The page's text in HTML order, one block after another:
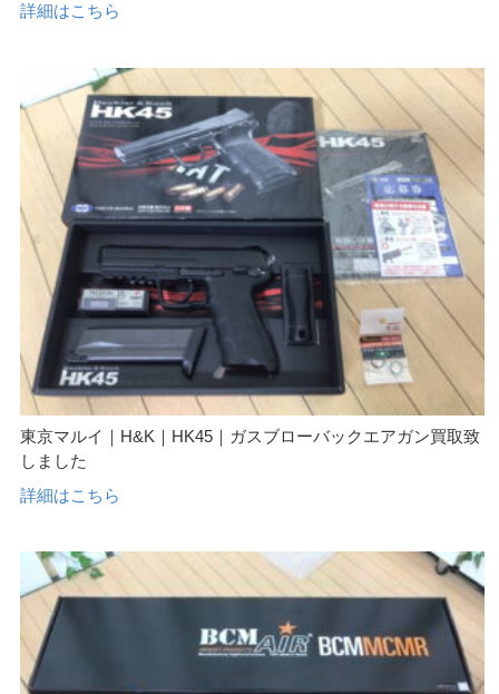
詳細はこちら
東京マルイ｜H&K｜HK45｜ガスブローバックエアガン買取致
しました
詳細はこちら